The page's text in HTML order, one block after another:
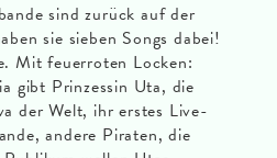
sind zurück auf der
sie sieben Songs dabei!
Mit feuerroten Locken:
gibt Prinzessin Uta, die
der Welt, ihr erstes Live-
andere Piraten, die